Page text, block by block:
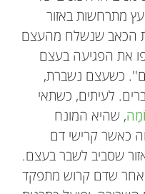
מתרחשות באזור
הכאב שנשלח מהעצם
את הפגיעה בעצם
כשעצם נשברת,
לעיתים, כשתאי
, שהיא המונח
כאשר קרישי דם
שסביב לשבר בעצם.
שדם קרוש מתפקד